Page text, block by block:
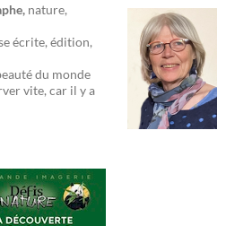
nature,
écrite, édition,
du monde
vite, car il y a